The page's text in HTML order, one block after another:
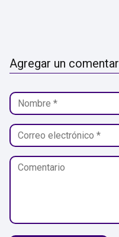
Agregar un